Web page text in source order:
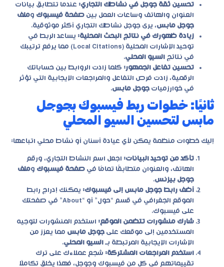
تحسين ثقة جوجل في نشاطك التجاري: عندما تتطابق بيانات
العنوان والهاتف وساعات العمل بين صفحة فيسبوك وملف
جوجل مابس، يرى جوجل نشاطك التجاري أكثر موثوقية.
زيادة ظهورك في نتائج البحث المحلية: يساعد الربط في
توحيد الإشارات المحلية (Local Citations) مما يرفع ترتيبك
في نتائج السيو المحلي.
تحسين تفاعل الجمهور: كلما زادت الروابط بين حساباتك
الرقمية، زادت فرص التفاعل والمراجعات الإيجابية التي تؤثر
في خوارزميات جوجل مابس.
ثانيًا: خطوات ربط فيسبوك بجوجل
مابس لتحسين السيو المحلي
إليك خطوات منظمة يمكن لأي عيادة أسنان أو نشاط محلي اتباعها:
تأكد من توحيد البيانات: اجعل اسم النشاط التجاري، ورقم
الهاتف، والعنوان متطابقًا تمامًا في صفحة فيسبوك وملف
جوجل بيزنس.
أضف رابط جوجل مابس إلى فيسبوك: يمكنك إدراج رابط
الموقع الجغرافي في قسم “حول” أو “About” في صفحتك
على فيسبوك.
شارك منشورات تتضمن الموقع: استخدم المنشورات لتوجيه
المستخدمين إلى موقعك على جوجل مابس مما يعزز من
الإشارات الإيجابية المرتبطة بـ السيو المحلي.
استخدم المراجعات المشتركة: شجع عملاءك على ترك
تقييماتهم في كل من فيسبوك وجوجل، فهذا يخلق تكاملًا